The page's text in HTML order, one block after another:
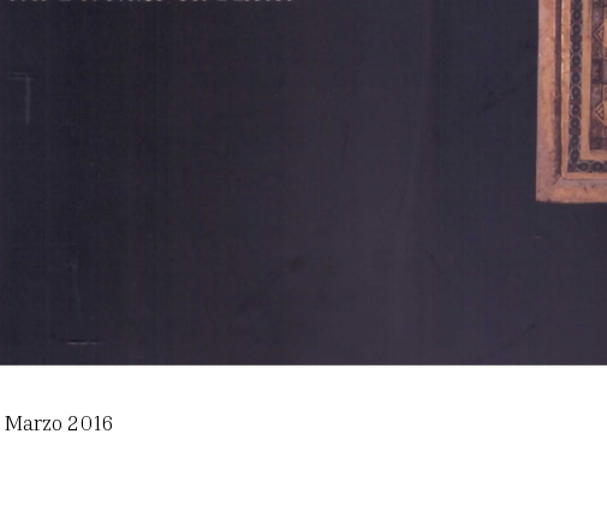
Marzo 2016